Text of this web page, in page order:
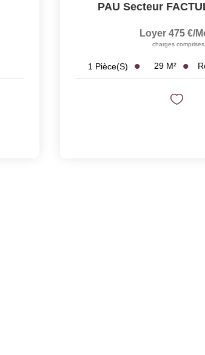
PAU Secteur
Loyer 475 €/
charges comprises
1 Pièce(s) 29 M²